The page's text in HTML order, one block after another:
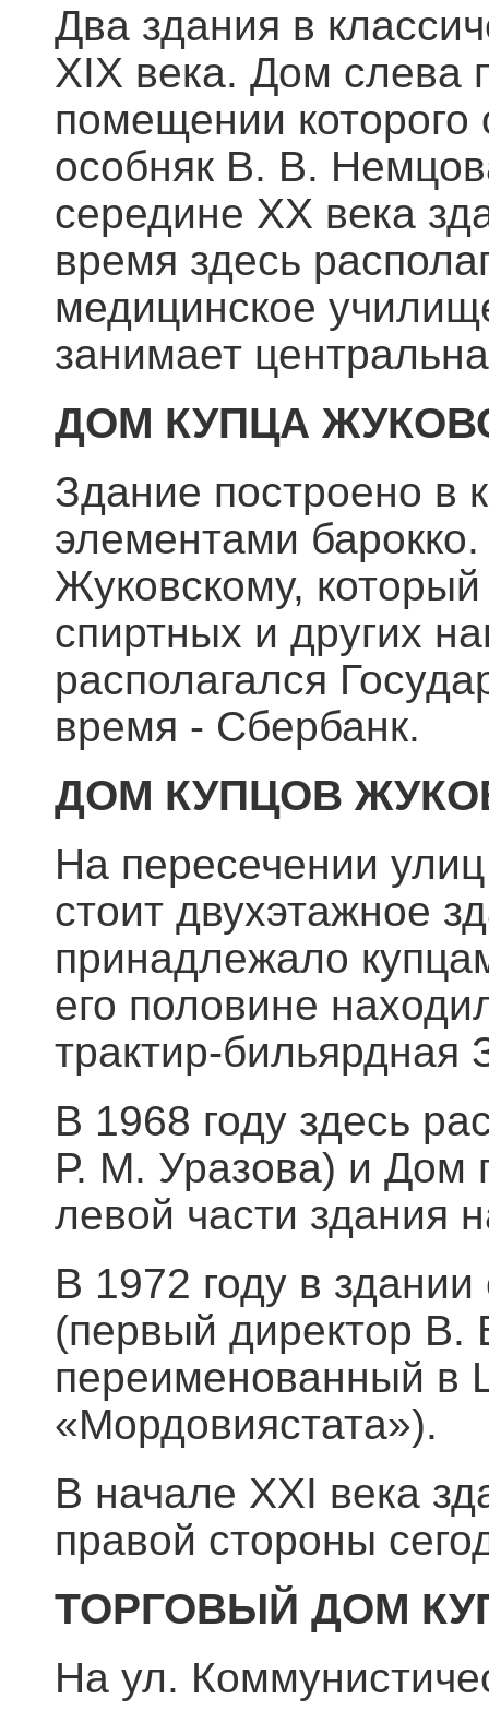
Два здания в
XIX века. Дом слева
помещении
особняк В. В.
середине XX века
время здесь
медицинское
занимает
ДОМ КУПЦА
Здание построено в
элементами
Жуковскому,
спиртных и других
располагался
время - Сбербанк.
ДОМ КУПЦОВ
На пересечении
стоит двухэтажное
принадлежало
его половине
трактир-бильярдная
В 1968 году здесь
Р. М. Уразова) и Дом
левой части здания
В 1972 году в
(первый директор
переименованный в
«Мордовиястата»).
В начале XXI века
правой стороны
ТОРГОВЫЙ ДОМ
На ул.